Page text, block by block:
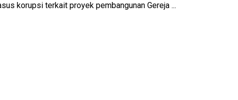
korupsi terkait proyek pembangunan Gereja ...